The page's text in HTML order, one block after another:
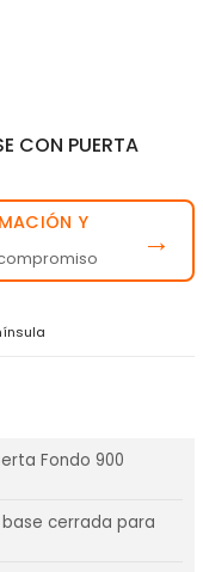
CON PUERTA
Y →
Fondo 900
cerrada para